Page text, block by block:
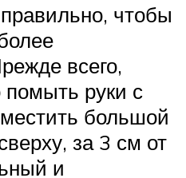
чтобы
всего,
руки с
большой
за 3 см от
и